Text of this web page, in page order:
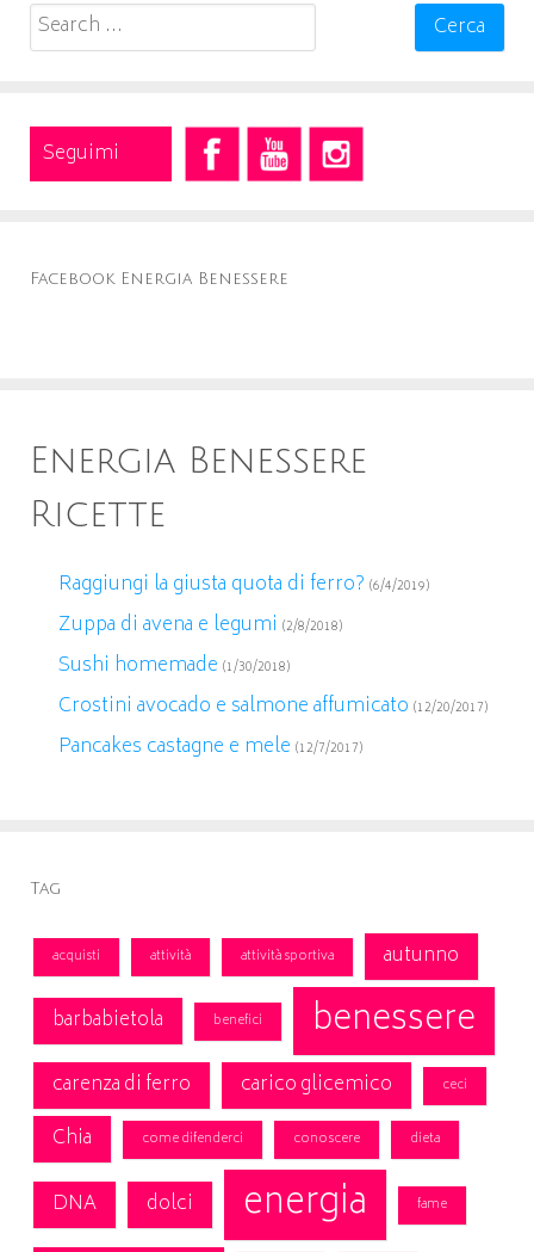
Search
for:
Seguimi
Facebook Energia Benessere
Energia Benessere
Ricette
Raggiungi la giusta quota di ferro? (6/4/2019)
Zuppa di avena e legumi (2/8/2018)
Sushi homemade (1/30/2018)
Crostini avocado e salmone affumicato (12/20/2017)
Pancakes castagne e mele (12/7/2017)
Tag
acquisti attività attività sportiva
autunno
barbabietola
benefici benessere
carenza di ferro carico glicemico ceci
Chia come difenderci conoscere dieta
DNA dolci energia fame